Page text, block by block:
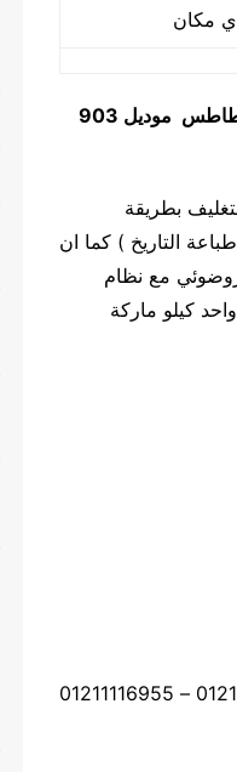
موديل 903
بطريقة
التاريخ ) كما ان
كهروضوئي مع نظام
) , كما ان اللحام التي تقوم بة هذة الماكينة موديل 903 حتي واحد كيلو ماركة
موبايل: 01211116954 – 01211116955 – 01211116956 – 01211116957 – 01211116958 – 01211116955